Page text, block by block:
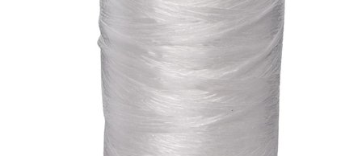
Газонные травы, сидераты
Горшки, рассадники, аксессуары
Посадочный материал
Садовый инструмент, инвентарь
Консервирование